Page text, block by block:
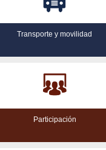
Transporte y movilidad
Participación